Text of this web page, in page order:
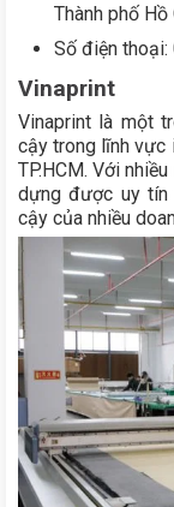
Thành phố Hồ
Số điện
Vinaprint
Vinaprint là một
cậy trong lĩnh vực
TP.HCM. Với
dựng được uy tín
cậy của nhiều